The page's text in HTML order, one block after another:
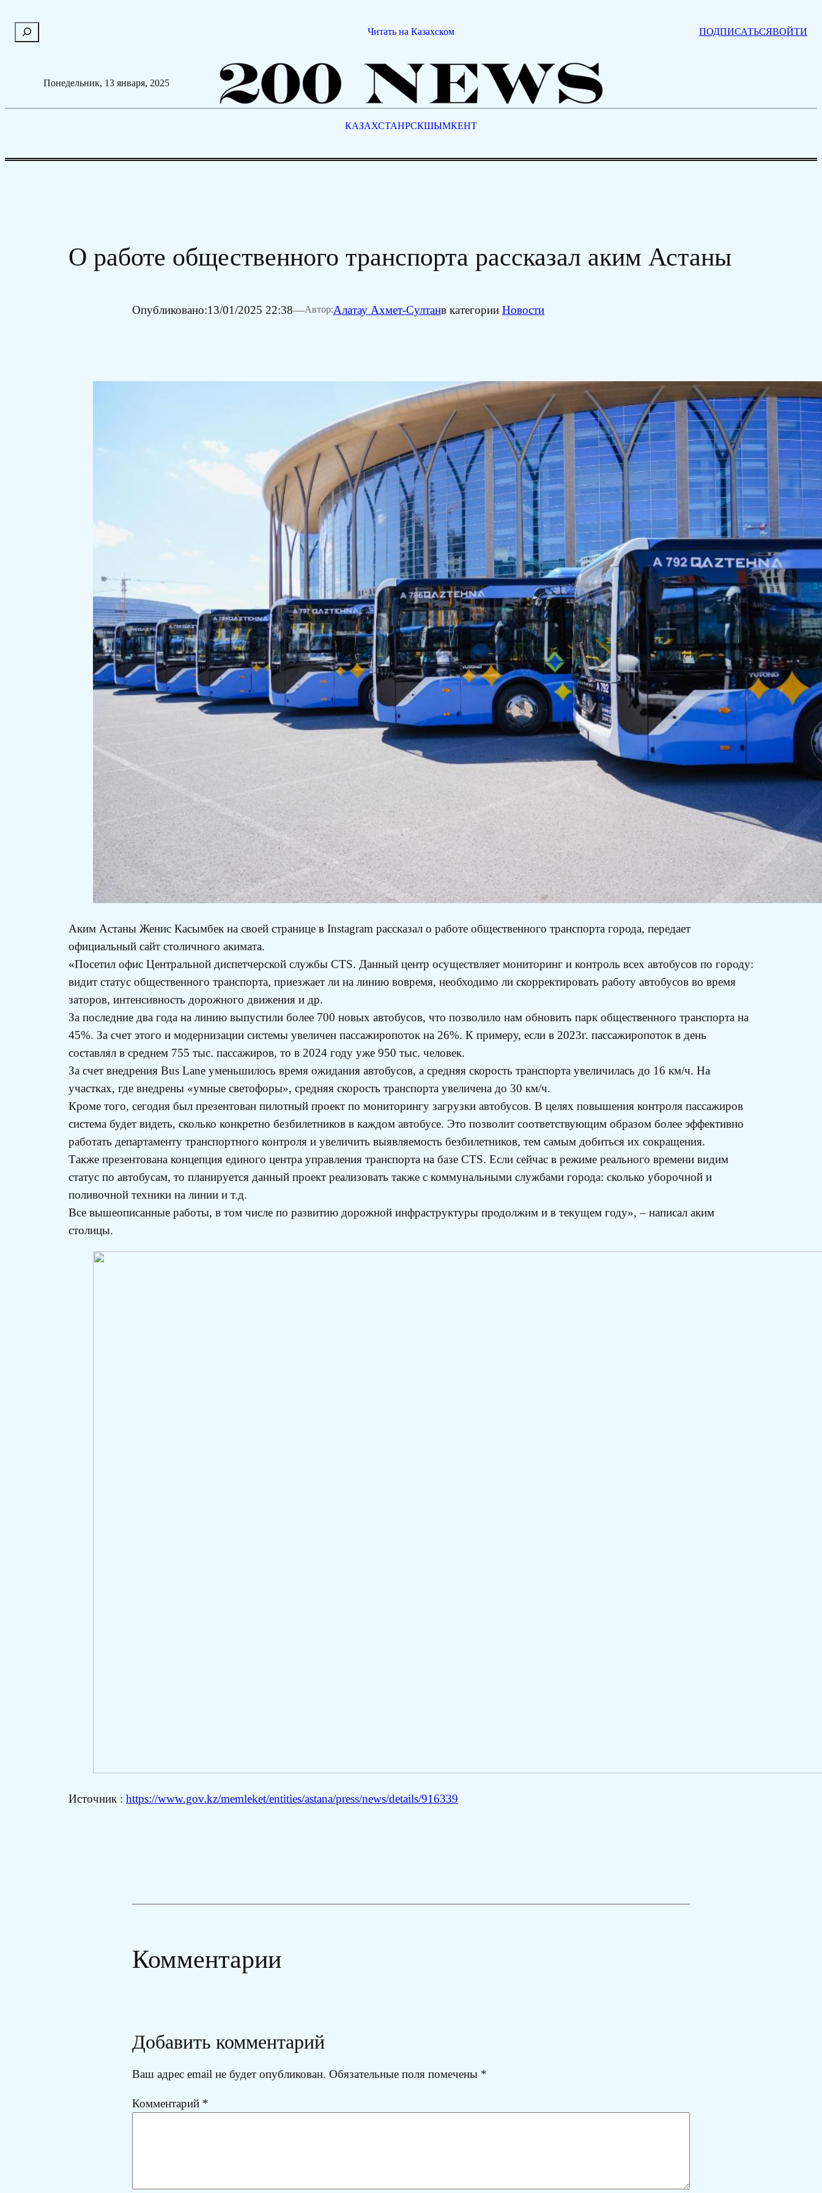
о
Читать на Казахском ПОДПИСАТЬСЯВОЙТИ
Понедельник, 13 января, 2025
КАЗАХСТАНРСКШЫМКЕНТ
О работе общественного транспорта рассказал аким Астаны
Опубликовано:13/01/2025 22:38—Автор:Алатау Ахмет-Султанв категории Новости
Аким Астаны Женис Касымбек на своей странице в Instagram рассказал о работе общественного транспорта города, передает
официальный сайт столичного акимата.
«Посетил офис Центральной диспетчерской службы CTS. Данный центр осуществляет мониторинг и контроль всех автобусов по городу:
видит статус общественного транспорта, приезжает ли на линию вовремя, необходимо ли скорректировать работу автобусов во время
заторов, интенсивность дорожного движения и др.
За последние два года на линию выпустили более 700 новых автобусов, что позволило нам обновить парк общественного транспорта на
45%. За счет этого и модернизации системы увеличен пассажиропоток на 26%. К примеру, если в 2023г. пассажиропоток в день
составлял в среднем 755 тыс. пассажиров, то в 2024 году уже 950 тыс. человек.
За счет внедрения Bus Lane уменьшилось время ожидания автобусов, а средняя скорость транспорта увеличилась до 16 км/ч. На
участках, где внедрены «умные светофоры», средняя скорость транспорта увеличена до 30 км/ч.
Кроме того, сегодня был презентован пилотный проект по мониторингу загрузки автобусов. В целях повышения контроля пассажиров
система будет видеть, сколько конкретно безбилетников в каждом автобусе. Это позволит соответствующим образом более эффективно
работать департаменту транспортного контроля и увеличить выявляемость безбилетников, тем самым добиться их сокращения.
Также презентована концепция единого центра управления транспорта на базе CTS. Если сейчас в режиме реального времени видим
статус по автобусам, то планируется данный проект реализовать также с коммунальными службами города: сколько уборочной и
поливочной техники на линии и т.д.
Все вышеописанные работы, в том числе по развитию дорожной инфраструктуры продолжим и в текущем году», – написал аким
столицы.
Источник : https://www.gov.kz/memleket/entities/astana/press/news/details/916339
Комментарии
Добавить комментарий
Ваш адрес email не будет опубликован. Обязательные поля помечены *
Комментарий *